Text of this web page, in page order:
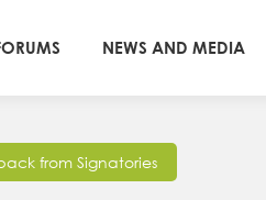
NEWS AND MEDIA
from Signatories